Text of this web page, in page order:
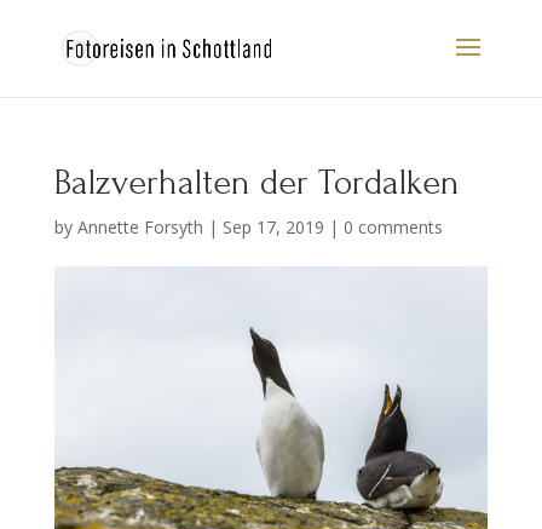
Balzverhalten der Tordalken
by Annette Forsyth | Sep 17, 2019 | 0 comments